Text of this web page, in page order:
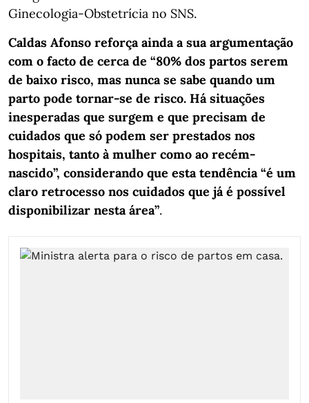
Ginecologia-Obstetrícia no SNS.
Caldas Afonso reforça ainda a sua argumentação
com o facto de cerca de “80% dos partos serem
de baixo risco, mas nunca se sabe quando um
parto pode tornar-se de risco. Há situações
inesperadas que surgem e que precisam de
cuidados que só podem ser prestados nos
hospitais, tanto à mulher como ao recém-
nascido”, considerando que esta tendência “é um
claro retrocesso nos cuidados que já é possível
disponibilizar nesta área”.